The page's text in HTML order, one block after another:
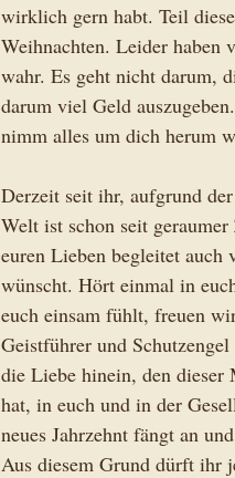
wirklich gern habt. Teil
Weihnachten. Leider haben
wahr. Es geht nicht darum,
darum viel Geld
nimm alles um dich herum
Derzeit seit ihr, aufgrund
Welt ist schon seit
euren Lieben begleitet auch
wünscht. Hört einmal in
euch einsam fühlt, freuen
Geistführer und
die Liebe hinein, den dieser
hat, in euch und in der
neues Jahrzehnt fängt an
Aus diesem Grund dürft ihr